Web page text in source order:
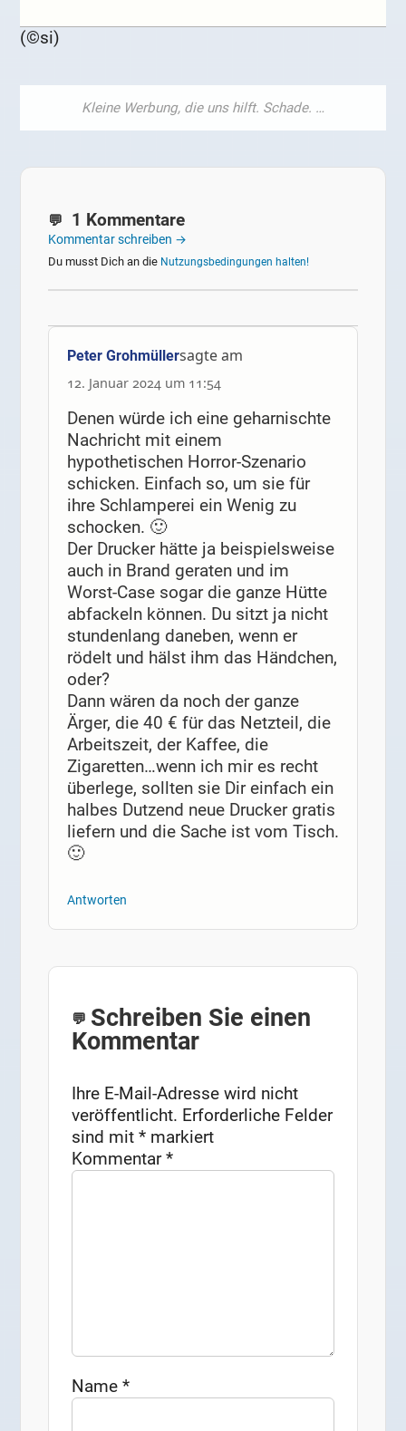
(©si)
1 Kommentare
Kommentar schreiben →
Du musst Dich an die Nutzungsbedingungen halten!
Peter Grohmüllersagte am
12. Januar 2024 um 11:54
Denen würde ich eine geharnischte
Nachricht mit einem
hypothetischen Horror-Szenario
schicken. Einfach so, um sie für
ihre Schlamperei ein Wenig zu
schocken. 🙂
Der Drucker hätte ja beispielsweise
auch in Brand geraten und im
Worst-Case sogar die ganze Hütte
abfackeln können. Du sitzt ja nicht
stundenlang daneben, wenn er
rödelt und hälst ihm das Händchen,
oder?
Dann wären da noch der ganze
Ärger, die 40 € für das Netzteil, die
Arbeitszeit, der Kaffee, die
Zigaretten…wenn ich mir es recht
überlege, sollten sie Dir einfach ein
halbes Dutzend neue Drucker gratis
liefern und die Sache ist vom Tisch.
🙂
Antworten
Schreiben Sie einen
Kommentar
Ihre E-Mail-Adresse wird nicht
veröffentlicht. Erforderliche Felder
sind mit* markiert
Kommentar*
Name*